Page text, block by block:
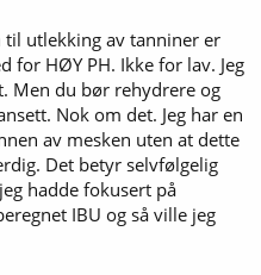
til utlekking av tanniner er
for HØY PH. Ikke for lav. Jeg
Men du bør rehydrere og
Nok om det. Jeg har en
av mesken uten at dette
Det betyr selvfølgelig
hadde fokusert på
IBU og så ville jeg